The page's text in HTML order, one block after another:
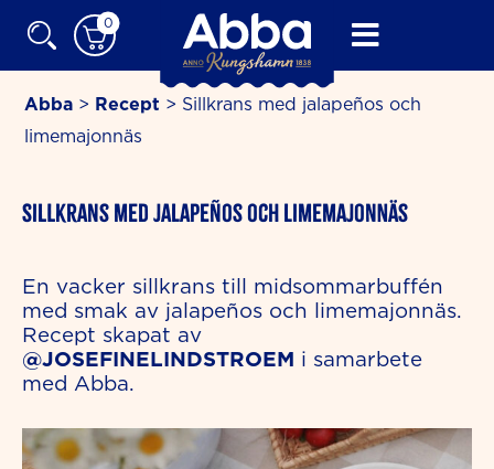
0
Abba > Recept > Sillkrans med jalapeños och
limemajonnäs
Sillkrans med jalapeños och limemajonnäs
En vacker sillkrans till midsommarbuffén
med smak av jalapeños och limemajonnäs.
Recept skapat av
@JOSEFINELINDSTROEM i samarbete
med Abba.